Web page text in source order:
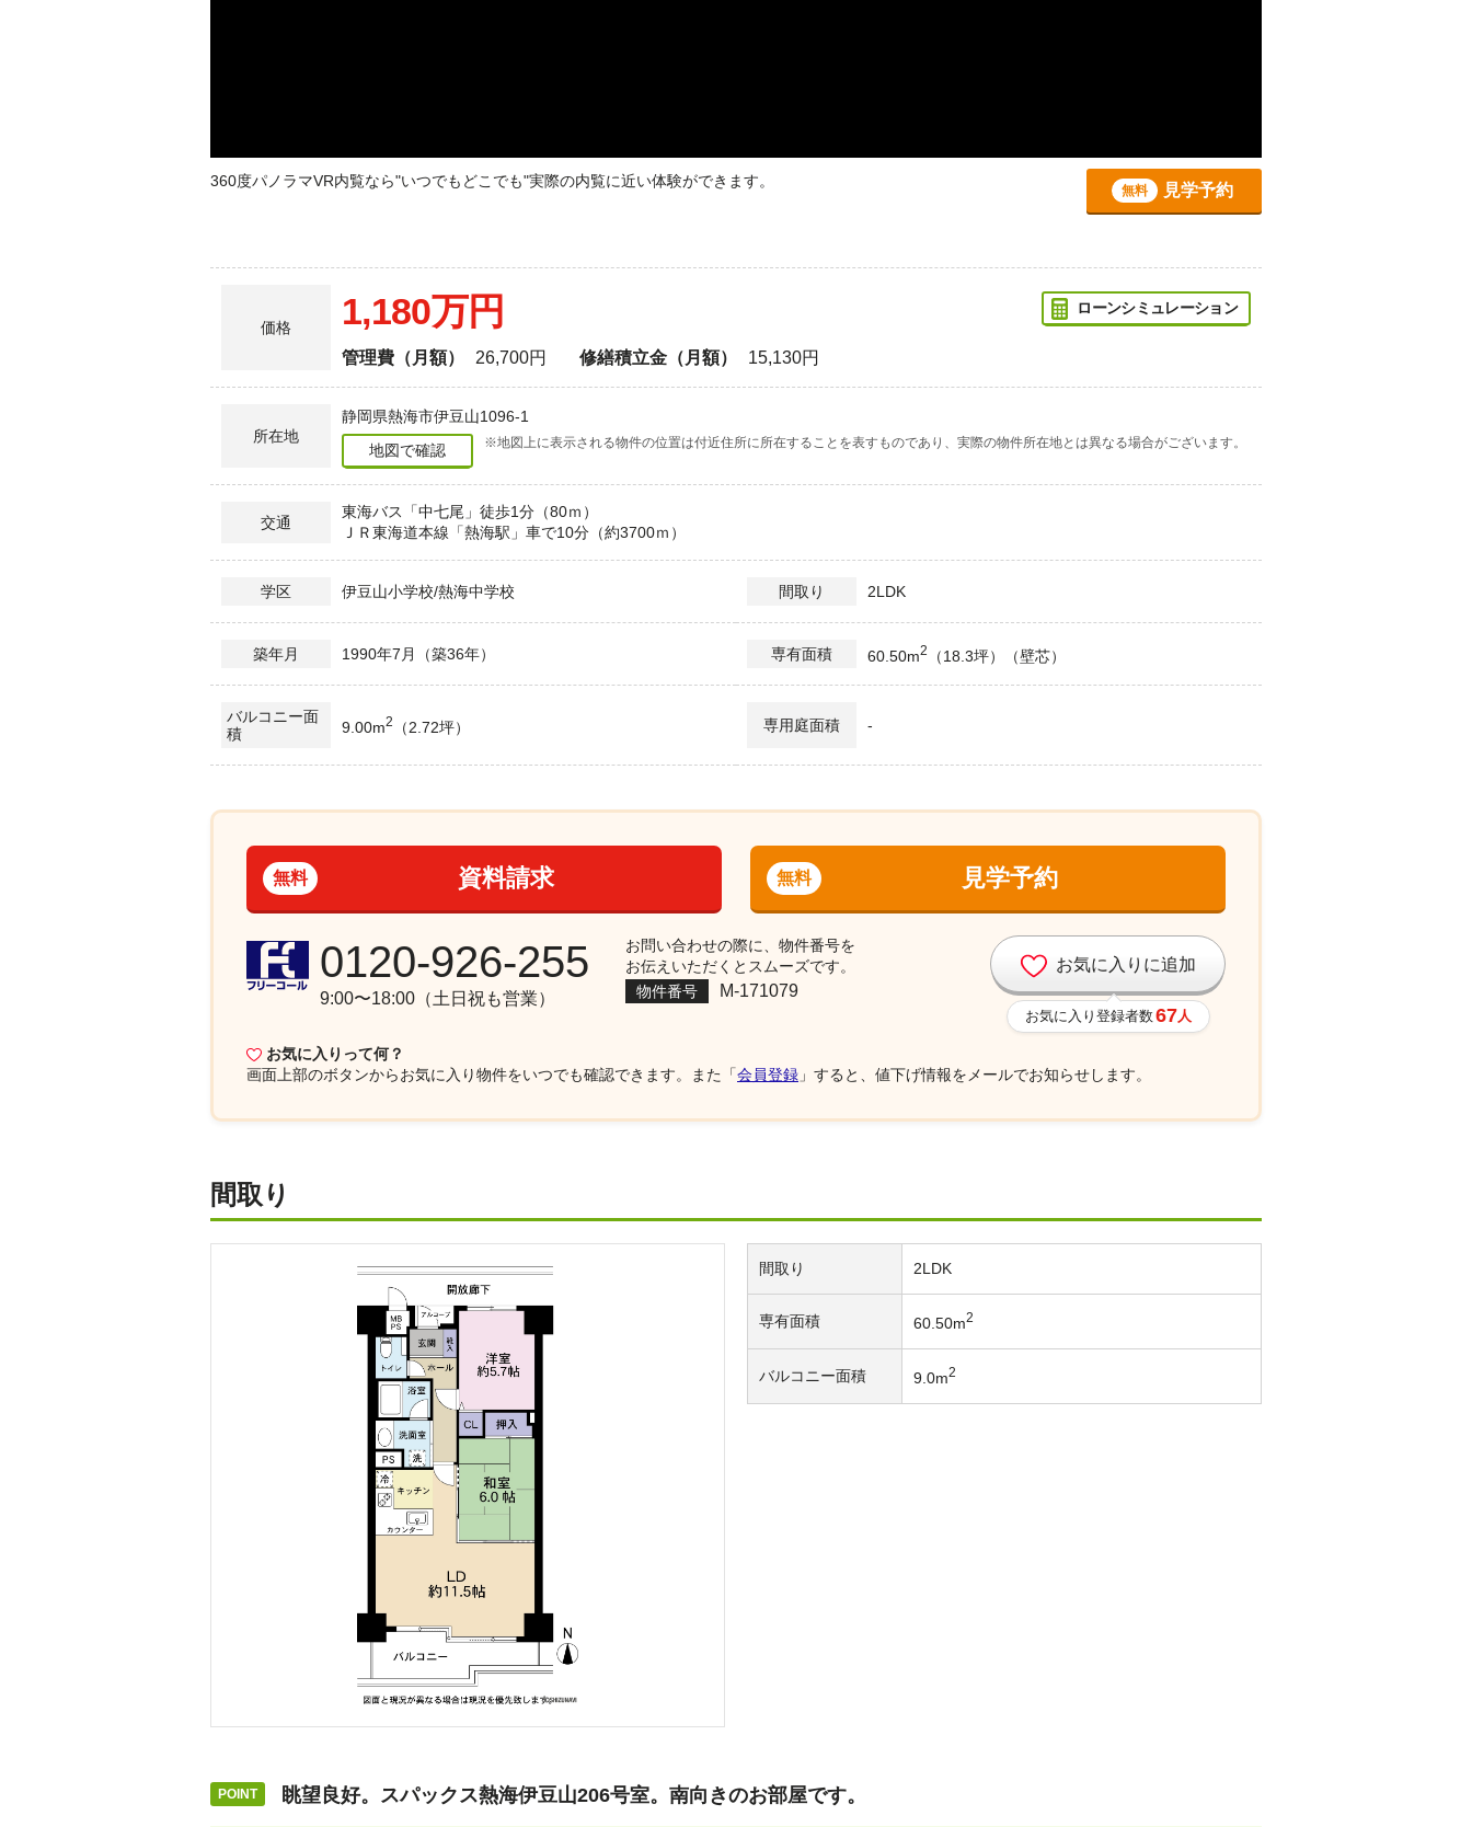
360度パノラマVR内覧なら"いつでもどこでも"実際の内覧に近い体験ができます。
無料 見学予約
価格 1,180万円 ローンシミュレーション
管理費（月額） 26,700円 修繕積立金（月額） 15,130円
所在地
静岡県熱海市伊豆山1096-1
地図で確認
※地図上に表示される物件の位置は付近住所に所在することを表すものであり、実際の物件所在地とは異なる場合がございます。
交通
東海バス「中七尾」徒歩1分（80ｍ）
ＪＲ東海道本線「熱海駅」車で10分（約3700ｍ）
学区 伊豆山小学校/熱海中学校 間取り 2LDK
築年月 1990年7月（築36年） 専有面積 60.50m2 （18.3坪）（壁芯）
バルコニー面
積
9.00m2 （2.72坪） 専用庭面積 -
資料請求
無料 見学予約
無料
お気に入りに追加
お気に入り登録者数67人
お気に入りって何？
画面上部のボタンからお気に入り物件をいつでも確認できます。また「会員登録 」すると、値下げ情報をメールでお知らせします。
0120-926-255
9:00〜18:00（土日祝も営業）
お問い合わせの際に、物件番号を
お伝えいただくとスムーズです。
物件番号
M-171079
間取り
間取り 2LDK
専有面積 60.50m2
バルコニー面積 9.0m2
眺望良好。スパックス熱海伊豆山206号室。南向きのお部屋です。